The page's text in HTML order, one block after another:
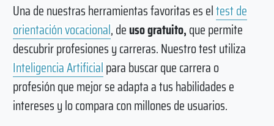
Una de nuestras herramientas favoritas es eltest de
orientación vocacional, deuso gratuito,que permite
descubrir profesiones y carreras. Nuestro test utiliza
Inteligencia Artificialpara buscar que carrera o
profesión que mejor se adapta a tus habilidades e
intereses y lo compara con millones de usuarios.